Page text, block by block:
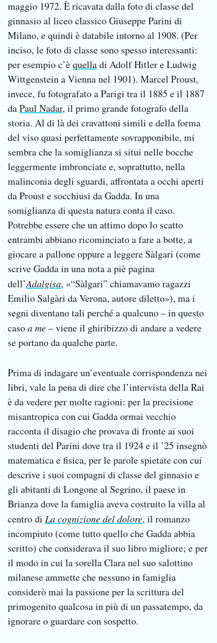
maggio 1972. È ricavata dalla foto di classe del
ginnasio al liceo classico Giuseppe Parini di
Milano, e quindi è databile intorno al 1908. (Per
inciso, le foto di classe sono spesso interessanti:
per esempio c’èquelladi Adolf Hitler e Ludwig
Wittgenstein a Vienna nel 1901). Marcel Proust,
invece, fu fotografato a Parigi tra il 1885 e il 1887
daPaul Nadar, il primo grande fotografo della
storia. Al di là dei cravattoni simili e della forma
del viso quasi perfettamente sovrapponibile, mi
sembra che la somiglianza si situi nelle bocche
leggermente imbronciate e, soprattutto, nella
malinconia degli sguardi, affrontata a occhi aperti
da Proust e socchiusi da Gadda. In una
somiglianza di questa natura conta il caso.
Potrebbe essere che un attimo dopo lo scatto
entrambi abbiano ricominciato a fare a botte, a
giocare a pallone oppure a leggere Sàlgari (come
scrive Gadda in una nota a piè pagina
dell’Adalgisa, «“Sàlgari” chiamavamo ragazzi
Emilio Salgàri da Verona, autore diletto»), ma i
segni diventano tali perché a qualcuno – in questo
casoa me– viene il ghiribizzo di andare a vedere
se portano da qualche parte.
Prima di indagare un’eventuale corrispondenza nei
libri, vale la pena di dire che l’intervista della Rai
è da vedere per molte ragioni: per la precisione
misantropica con cui Gadda ormai vecchio
racconta il disagio che provava di fronte ai suoi
studenti del Parini dove tra il 1924 e il ’25 insegnò
matematica e fisica, per le parole spietate con cui
descrive i suoi compagni di classe del ginnasio e
gli abitanti di Longone al Segrino, il paese in
Brianza dove la famiglia aveva costruito la villa al
centro di Lacognizione del dolore, il romanzo
incompiuto (come tutto quello che Gadda abbia
scritto) che considerava il suo libro migliore; e per
il modo in cui la sorella Clara nel suo salottino
milanese ammette che nessuno in famiglia
considerò mai la passione per la scrittura del
primogenito qualcosa in più di un passatempo, da
ignorare o guardare con sospetto.